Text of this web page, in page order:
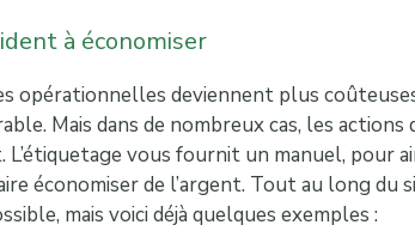
à économiser
opérationnelles deviennent plus
Mais dans de nombreux cas, les
L’étiquetage vous fournit un manuel, pour
économiser de l’argent. Tout au long du
mais voici déjà quelques exemples :